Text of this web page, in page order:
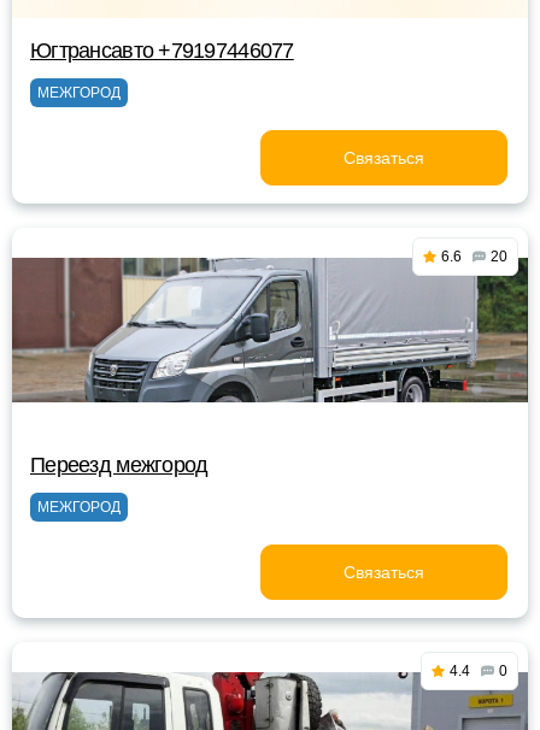
Югтрансавто +79197446077
МЕЖГОРОД
Связаться
6.6 20
Переезд межгород
МЕЖГОРОД
Связаться
4.4 0